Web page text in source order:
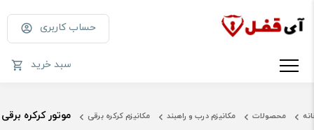
حساب کاربری
سبد خرید
محصولات مکانیزم درب و راهبند مکانیزم کرکره برقی موتور کرکره برقی